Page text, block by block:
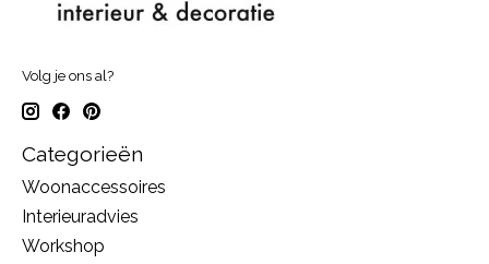
Volg je ons al?
Categorieën
Woonaccessoires
Interieuradvies
Workshop